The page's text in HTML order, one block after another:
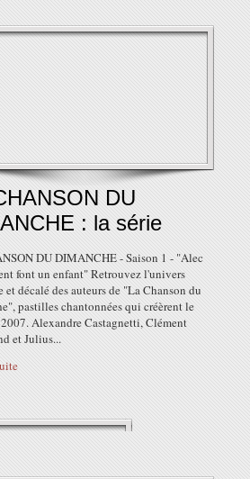
DU
: la série
DU DIMANCHE - Saison 1 - "Alec
font un enfant" Retrouvez l'univers
et décalé des auteurs de "La Chanson du
pastilles chantonnées qui créèrent le
Alexandre Castagnetti, Clément
et Julius...